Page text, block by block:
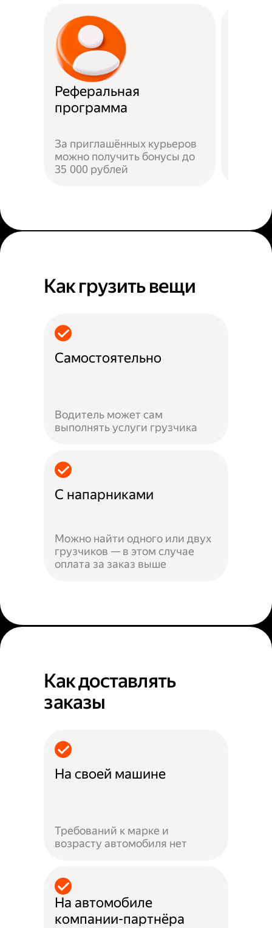
Реферальная
программа
За приглашённых курьеров
можно получить бонусы до
35 000 рублей
Как грузить вещи
Самостоятельно
Водитель может сам
выполнять услуги грузчика
С напарниками
Можно найти одного или двух
грузчиков — в этом случае
оплата за заказ выше
Как доставлять
заказы
На своей машине
Требований к марке и
возрасту автомобиля нет
На автомобиле
компании-партнёра